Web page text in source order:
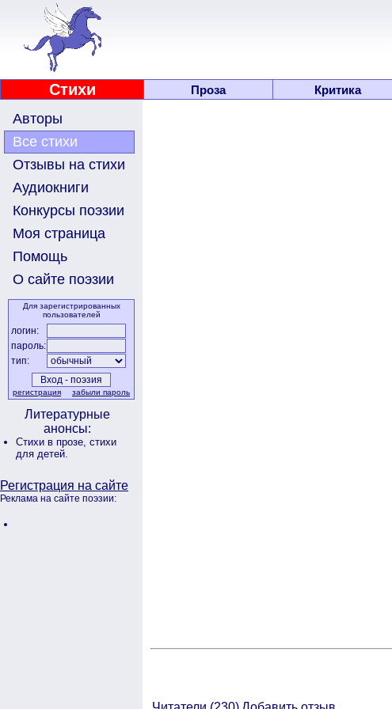
Стихи Проза Критика
Авторы
Все стихи
Отзывы на стихи
Аудиокниги
Конкурсы поэзии
Моя страница
Помощь
О сайте поэзии
Для зарегистрированных
пользователей
логин:
пароль:
тип:
регистрация забыли пароль
Литературные
анонсы:
Стихи в прозе, стихи
для детей.
Регистрация на сайте
Реклама на сайте поэзии: